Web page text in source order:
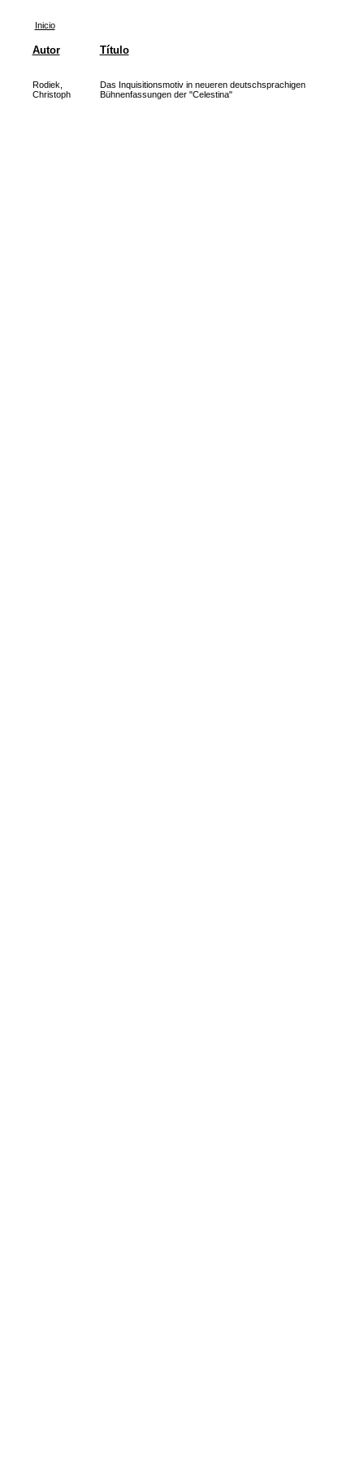
Inicio
Autor Título
Rodiek,
Christoph
Das Inquisitionsmotiv in neueren deutschsprachigen
Bühnenfassungen der "Celestina"